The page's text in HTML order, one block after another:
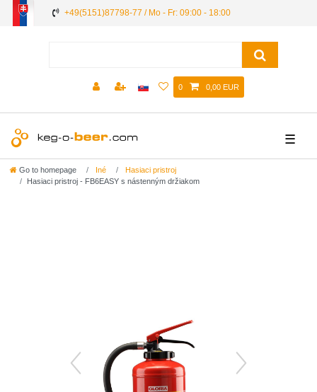
+49(5151)87798-77 / Mo - Fr: 09:00 - 18:00
0 0,00 EUR
☰
Go to homepage Iné
Hasiaci pristroj
Hasiaci pristroj - FB6EASY s nástenným držiakom